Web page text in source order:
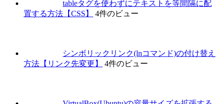
tableタグを使わずにテキストを等間隔に配
置する方法【CSS】
4件のビュー
シンボリックリンク(lnコマンド)の付け替え
方法【リンク先変更】
4件のビュー